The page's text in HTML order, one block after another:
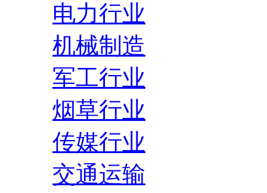
电力行业
机械制造
军工行业
烟草行业
传媒行业
交通运输